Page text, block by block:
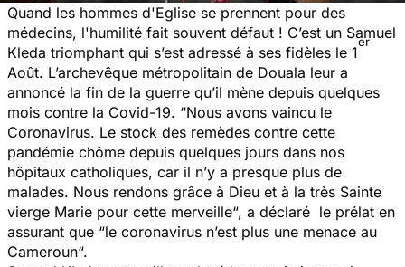
Quand les hommes d'Eglise se prennent pour des
médecins, l'humilité fait souvent défaut ! C’est un Samuel
Kleda triomphant qui s’est adressé à ses fidèles le 1
er
Août. L’archevêque métropolitain de Douala leur a
annoncé la fin de la guerre qu’il mène depuis quelques
mois contre la Covid-19. “Nous avons vaincu le
Coronavirus. Le stock des remèdes contre cette
pandémie chôme depuis quelques jours dans nos
hôpitaux catholiques, car il n’y a presque plus de
malades. Nous rendons grâce à Dieu et à la très Sainte
vierge Marie pour cette merveille“, a déclaré le prélat en
assurant que “le coronavirus n’est plus une menace au
Cameroun“.